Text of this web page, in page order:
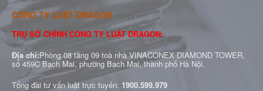
CÔNG TY LUẬT DRAGON
TRỤ SỞ CHÍNH CÔNG TY LUẬT DRAGON:
Địa chỉ:Phòng 08 tầng 09 toà nhà VINACONEX DIAMOND TOWER,
số 459C Bạch Mai, phường Bạch Mai, thành phố Hà Nội.
Tổng đài tư vấn luật trực tuyến: 1900.599.979